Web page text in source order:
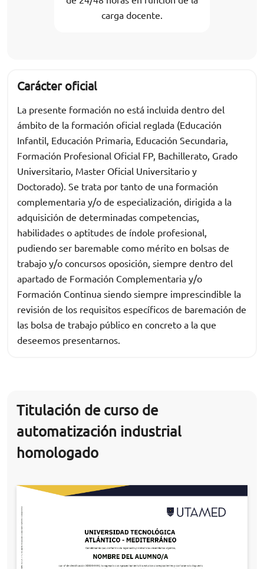
carga docente.
Carácter oficial
La presente formación no está incluida dentro del
ámbito de la formación oficial reglada (Educación
Infantil, Educación Primaria, Educación Secundaria,
Formación Profesional Oficial FP, Bachillerato, Grado
Universitario, Master Oficial Universitario y
Doctorado). Se trata por tanto de una formación
complementaria y/o de especialización, dirigida a la
adquisición de determinadas competencias,
habilidades o aptitudes de índole profesional,
pudiendo ser baremable como mérito en bolsas de
trabajo y/o concursos oposición, siempre dentro del
apartado de Formación Complementaria y/o
Formación Continua siendo siempre imprescindible la
revisión de los requisitos específicos de baremación de
las bolsa de trabajo público en concreto a la que
deseemos presentarnos.
Titulación de curso de
automatización industrial
homologado